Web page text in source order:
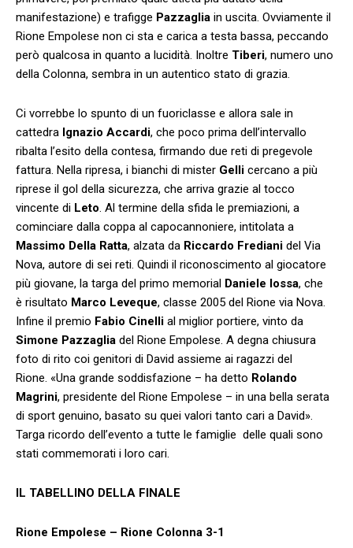
manifestazione) e trafigge Pazzaglia in uscita. Ovviamente il
Rione Empolese non ci sta e carica a testa bassa, peccando
però qualcosa in quanto a lucidità. Inoltre Tiberi, numero uno
della Colonna, sembra in un autentico stato di grazia.
Ci vorrebbe lo spunto di un fuoriclasse e allora sale in
cattedra Ignazio Accardi, che poco prima dell’intervallo
ribalta l’esito della contesa, firmando due reti di pregevole
fattura. Nella ripresa, i bianchi di mister Gelli cercano a più
riprese il gol della sicurezza, che arriva grazie al tocco
vincente di Leto. Al termine della sfida le premiazioni, a
cominciare dalla coppa al capocannoniere, intitolata a
Massimo Della Ratta, alzata da Riccardo Frediani del Via
Nova, autore di sei reti. Quindi il riconoscimento al giocatore
più giovane, la targa del primo memorial Daniele Iossa, che
è risultato Marco Leveque, classe 2005 del Rione via Nova.
Infine il premio Fabio Cinelli al miglior portiere, vinto da
Simone Pazzaglia del Rione Empolese. A degna chiusura
foto di rito coi genitori di David assieme ai ragazzi del
Rione. «Una grande soddisfazione – ha detto Rolando
Magrini, presidente del Rione Empolese – in una bella serata
di sport genuino, basato su quei valori tanto cari a David».
Targa ricordo dell’evento a tutte le famiglie delle quali sono
stati commemorati i loro cari.
IL TABELLINO DELLA FINALE
Rione Empolese – Rione Colonna 3-1